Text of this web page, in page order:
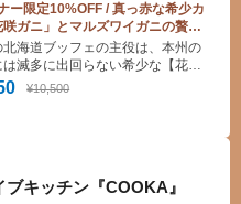
ー限定10%OFF / 真っ赤な希少カ
咲ガニ」とマルズワイガニの贅沢
べを地上17階で！（平日ディナ
¥10,500
北海道ブッフェの主役は、本州の
は滅多に出回らない希少な【花咲
す。 鮮やかな赤色と、噛むほど
る濃厚な甘み・強い旨みが特徴の
け！ 地上17階の夜景とともに、
クトククーポンを利用し、お得に
までご堪能ください。
キッチン『COOKA』